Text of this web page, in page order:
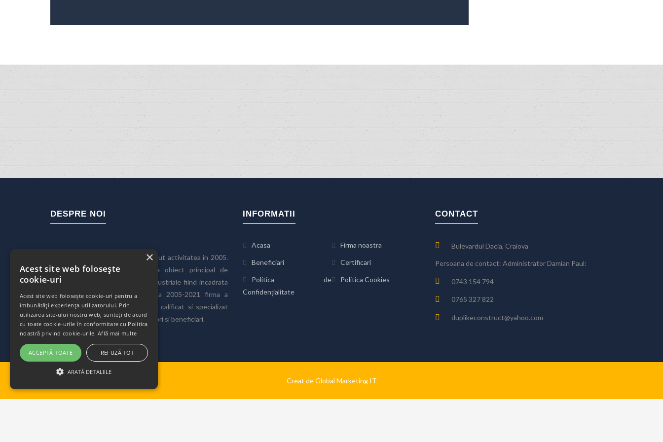
DESPRE NOI
si-a inceput activitatea in 2005.
Are sediul in Craiova, avand ca obiect principal de
activitate constructiile civile si industriale fiind incadrata
in clasa CAEN 4521. In perioada 2005-2021 firma a
evoluat continuu, personalul fiind calificat si specializat
avand un numar mare de colaboratori si beneficiari.
INFORMATII
Acasa Firma noastra
Beneficiari Certificari
Politica de
Confidențialitate
Politica Cookies
CONTACT
Bulevardul Dacia, Craiova
Persoana de contact: Administrator Damian Paul:
0743 154 794
0765 327 822
duplikeconstruct@yahoo.com
Creat de Global Marketing IT
Proiecte
Amarasti
Bl. G-3,str. Plevnei
Casa Geania
Casa Nelus-Matei Millo, nr. 10
×
Acest site web folosește
cookie-uri
Acest site web folosește cookie-uri pentru a
îmbunătăți experiența utilizatorului. Prin
utilizarea site-ului nostru web, sunteți de acord
cu toate cookie-urile în conformitate cu Politica
noastră privind cookie-urile.Află mai multe
ACCEPTĂ TOATE REFUZĂ TOT
ARATĂ DETALIILE